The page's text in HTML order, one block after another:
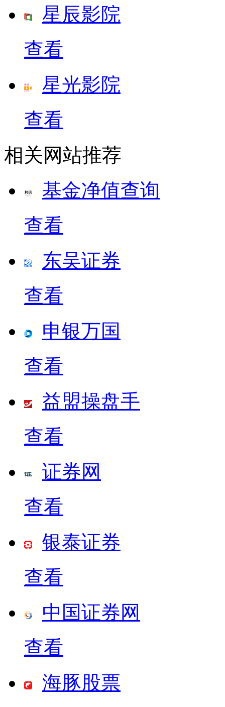
星辰影院
查看
星光影院
查看
相关网站推荐
基金净值查询
查看
东吴证券
查看
申银万国
查看
益盟操盘手
查看
证券网
查看
银泰证券
查看
中国证券网
查看
海豚股票